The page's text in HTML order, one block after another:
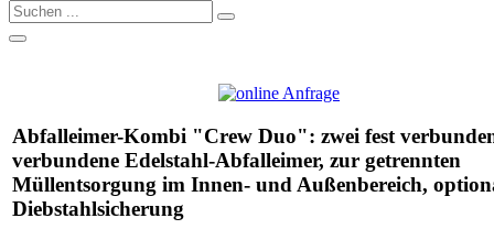
Abfalleimer-Kombi "Crew Duo": zwei fest
verbundene Edelstahl-Abfalleimer, zur getrennten
Müllentsorgung im Innen- und Außenbereich,
Diebstahlsicherung